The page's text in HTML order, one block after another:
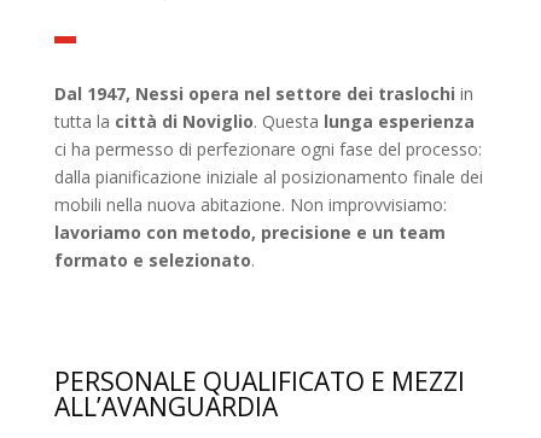
Dal 1947, Nessi opera nel settore dei traslochi in
tutta la città di Noviglio. Questa lunga esperienza
ci ha permesso di perfezionare ogni fase del processo:
dalla pianificazione iniziale al posizionamento finale dei
mobili nella nuova abitazione. Non improvvisiamo:
lavoriamo con metodo, precisione e un team
formato e selezionato.
PERSONALE QUALIFICATO E MEZZI
ALL’AVANGUARDIA